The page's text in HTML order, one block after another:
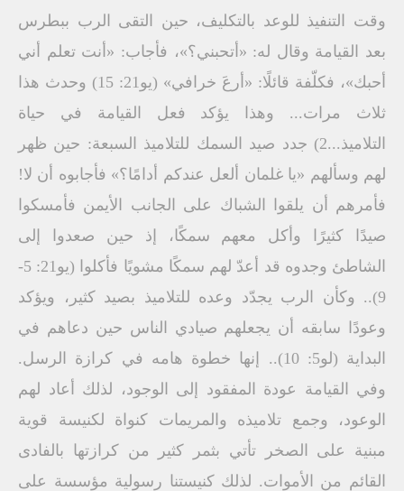
وقت التنفيذ للوعد بالتكليف، حين التقى الرب ببطرس
بعد القيامة وقال له: «أتحبني؟»، فأجاب: «أنت تعلم أني
أحبك»، فكلّفة قائلًا: «أرعَ خرافي» (يو21: 15) وحدث هذا
ثلاث مرات... وهذا يؤكد فعل القيامة في حياة
التلاميذ...2) جدد صيد السمك للتلاميذ السبعة: حين ظهر
لهم وسألهم «يا غلمان ألعل عندكم أدامًا؟» فأجابوه أن لا!
فأمرهم أن يلقوا الشباك على الجانب الأيمن فأمسكوا
صيدًا كثيرًا وأكل معهم سمكًا، إذ حين صعدوا إلى
الشاطئ وجدوه قد أعدّ لهم سمكًا مشويًا فأكلوا (يو21: 5-
9).. وكأن الرب يجدّد وعده للتلاميذ بصيد كثير، ويؤكد
وعودًا سابقه أن يجعلهم صيادي الناس حين دعاهم في
البداية (لو5: 10).. إنها خطوة هامه في كرازة الرسل.
وفي القيامة عودة المفقود إلى الوجود، لذلك أعاد لهم
الوعود، وجمع تلاميذه والمريمات كنواة لكنيسة قوية
مبنية على الصخر تأتي بثمر كثير من كرازتها بالفادى
القائم من الأموات. لذلك كنيستنا رسولية مؤسسة على